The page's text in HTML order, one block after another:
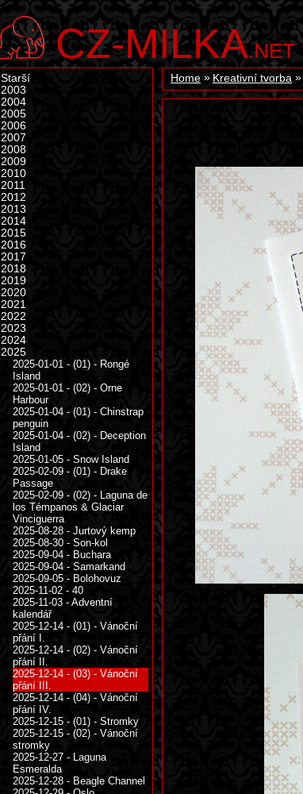
CZ-MILKA.NET
Home Kreativní tvorba
Starší
2003
2004
2005
2006
2007
2008
2009
2010
2011
2012
2013
2014
2015
2016
2017
2018
2019
2020
2021
2022
2023
2024
2025
2025-01-01 - (01) - Rongé
Island
2025-01-01 - (02) - Orne
Harbour
2025-01-04 - (01) - Chinstrap
penguin
2025-01-04 - (02) - Deception
Island
2025-01-05 - Snow Island
2025-02-09 - (01) - Drake
Passage
2025-02-09 - (02) - Laguna de
los Témpanos & Glaciar
Vinciguerra
2025-08-28 - Jurtový kemp
2025-08-30 - Son-kol
2025-09-04 - Buchara
2025-09-04 - Samarkand
2025-09-05 - Bolohovuz
2025-11-02 - 40
2025-11-03 - Adventní
kalendář
2025-12-14 - (01) - Vánoční
přání I.
2025-12-14 - (02) - Vánoční
přání II.
2025-12-14 - (03) - Vánoční
přání III.
2025-12-14 - (04) - Vánoční
přání IV.
2025-12-15 - (01) - Stromky
2025-12-15 - (02) - Vánoční
stromky
2025-12-27 - Laguna
Esmeralda
2025-12-28 - Beagle Channel